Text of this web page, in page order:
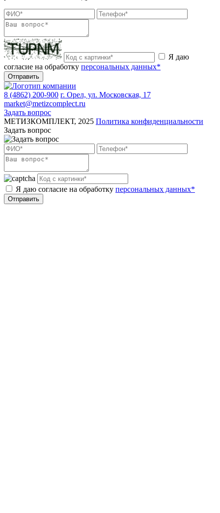
Я даю
согласие на обработку персональных данных*
Отправить
8 (4862) 200-900 г. Орел, ул. Московская, 17
market@metizcomplect.ru
Задать вопрос
МЕТИЗКОМПЛЕКТ, 2025 Политика конфиденциальности
Задать вопрос
Я даю согласие на обработку персональных данных*
Отправить